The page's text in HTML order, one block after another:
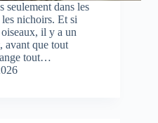
seulement dans les
nichoirs. Et si
il y a un
avant que tout
tout…